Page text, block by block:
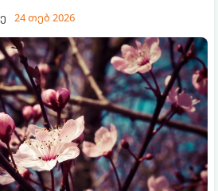
24 თებ 2026